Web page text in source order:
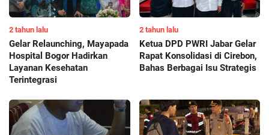
2 tahun lalu
Gelar Relaunching, Mayapada
Hospital Bogor Hadirkan
Layanan Kesehatan
Terintegrasi
2 tahun lalu
Ketua DPD PWRI Jabar Gelar
Rapat Konsolidasi di Cirebon,
Bahas Berbagai Isu Strategis